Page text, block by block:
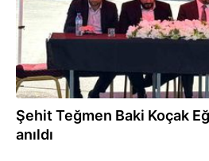
Şehit Teğmen Baki Koçak
anıldı